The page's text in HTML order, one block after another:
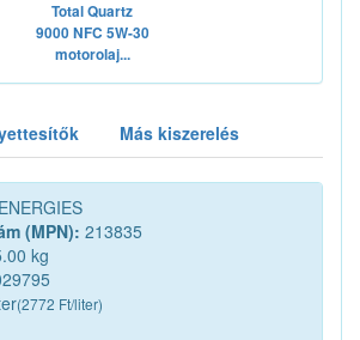
Total Quartz
9000 NFC 5W-30
motorolaj...
Más kiszerelés
(MPN): 213835
kg
(2772 Ft/liter)